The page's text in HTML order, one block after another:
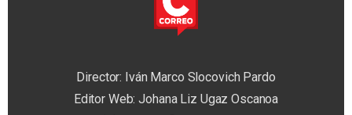
Director: Iván Marco Slocovich Pardo
Editor Web: Johana Liz Ugaz Oscanoa